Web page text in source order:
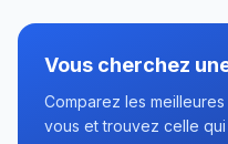
Vous cherchez
Comparez les
vous et trouvez celle